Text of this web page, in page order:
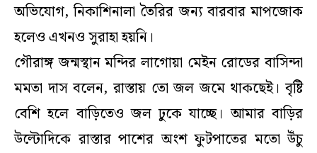
অভিযোগ, নিকাশিনালা তৈরির জন্য বারবার মাপজোক
হলেও এখনও সুরাহা হয়নি।
গৌরাঙ্গ জন্মস্থান মন্দির লাগোয়া মেইন রোডের বাসিন্দা
মমতা দাস বলেন, রাস্তায় তো জল জমে থাকছেই। বৃষ্টি
বেশি হলে বাড়িতেও জল ঢুকে যাচ্ছে। আমার বাড়ির
উল্টোদিকে রাস্তার পাশের অংশ ফুটপাতের মতো উঁচু